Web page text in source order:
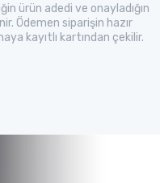
ürün adedi ve onayladığın
Ödemen siparişin hazır
kayıtlı kartından çekilir.